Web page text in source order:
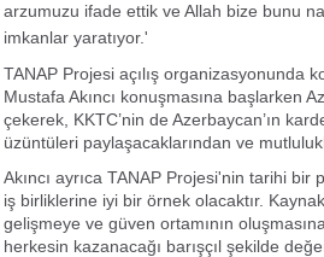
arzumuzu ifade ettik ve Allah bize bunu
imkanlar yaratıyor.'
TANAP Projesi açılış organizasyonunda
Mustafa Akıncı konuşmasına başlarken
çekerek, KKTC’nin de Azerbaycan’ın
üzüntüleri paylaşacaklarından ve
Akıncı ayrıca TANAP Projesi'nin tarihi
iş birliklerine iyi bir örnek olacaktır.
gelişmeye ve güven ortamının
herkesin kazanacağı barışçıl şekilde